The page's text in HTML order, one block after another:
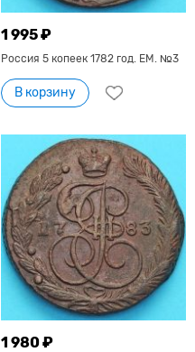
1 995 ₽
Россия 5 копеек 1782 год. ЕМ. №3
В корзину
1 980 ₽